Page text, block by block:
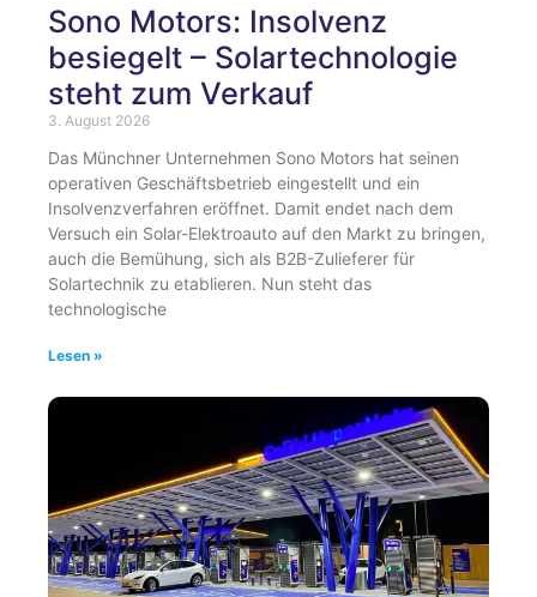
Sono Motors: Insolvenz
besiegelt – Solartechnologie
steht zum Verkauf
3. August 2026
Das Münchner Unternehmen Sono Motors hat seinen
operativen Geschäftsbetrieb eingestellt und ein
Insolvenzverfahren eröffnet. Damit endet nach dem
Versuch ein Solar-Elektroauto auf den Markt zu bringen,
auch die Bemühung, sich als B2B-Zulieferer für
Solartechnik zu etablieren. Nun steht das
technologische
Lesen »